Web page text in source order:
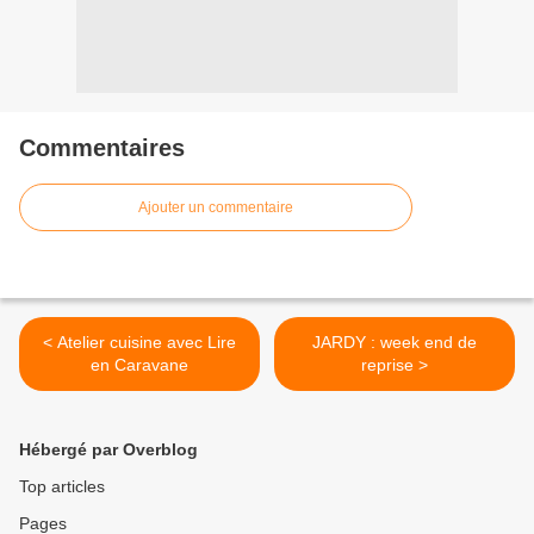
Commentaires
Ajouter un commentaire
< Atelier cuisine avec Lire
en Caravane
JARDY : week end de
reprise >
Hébergé par Overblog
Top articles
Pages